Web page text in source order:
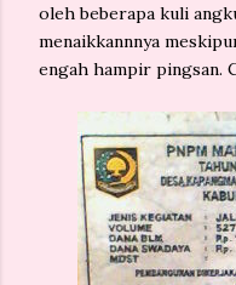
oleh beberapa kuli
menaikkannnya
engah hampir pingsan.